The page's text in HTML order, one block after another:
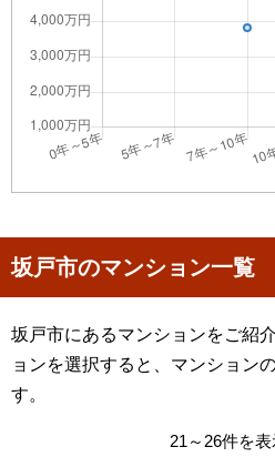
坂戸市のマンション一覧
坂戸市にあるマンションをご紹
ョンを選択すると、マンション
す。
21～26件を